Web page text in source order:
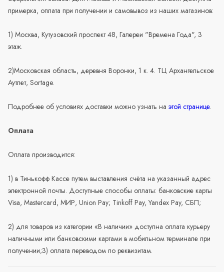
примерка, оплата при получении и самовывоз из наших магазинов:
1) Москва, Кутузовский проспект 48, Галереи "Времена Года", 3
этаж.
2)Московская область, деревня Воронки, 1 к. 4. ТЦ Архангельское
Аутлет, Sortage.
Подробнее об условиях доставки можно узнать на этой странице.
Оплата
Оплата производится:
1) в Тинькофф Кассе путем выставления счёта на указанный адрес
электронной почты. Доступные способы оплаты: банковские карты
Visa, Mastercard, МИР, Union Pay; Tinkoff Pay, Yandex Pay, СБП;
2) для товаров из категории «В наличии» доступна оплата курьеру
наличными или банковскими картами в мобильном терминале при
получении;3) оплата переводом по реквизитам.